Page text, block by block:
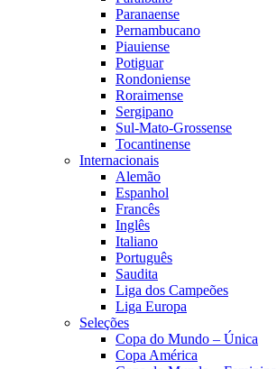
Paranaense
Pernambucano
Piauiense
Potiguar
Rondoniense
Roraimense
Sergipano
Sul-Mato-Grossense
Tocantinense
Internacionais
Alemão
Espanhol
Francês
Inglês
Italiano
Português
Saudita
Liga dos Campeões
Liga Europa
Seleções
Copa do Mundo – Única
Copa América